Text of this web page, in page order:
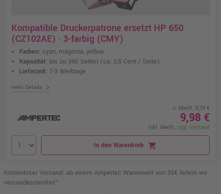
Kompatible Druckerpatrone ersetzt HP 650
(CZ102AE) · 3-farbig (CMY)
Farben: cyan, magenta, yellow
Kapazität: bis zu 360 Seiten (ca. 2,8 Cent / Seite)
Lieferzeit: 1-3 Werktage
mehr Details chevron_right
o. MwSt. 8,39 €
9,98 €
inkl. MwSt. zzgl. Versand
In den Warenkorb shopping_cart
Kostenloser Versand: ab einem Ampertec Warenwert von 35€ liefern wir
versandkostenfrei!¹